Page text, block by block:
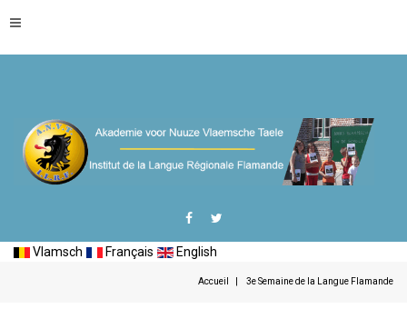
Vlamsch Français English
Accueil 3e Semaine de la Langue Flamande